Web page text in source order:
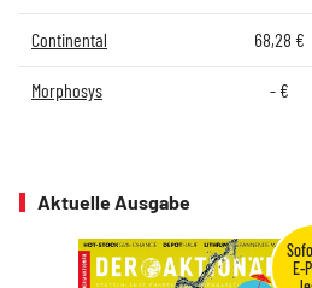
Continental 68,28 €
Morphosys - €
Aktuelle Ausgabe